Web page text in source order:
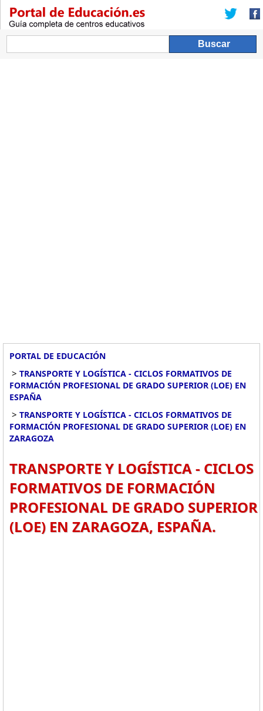
PORTAL DE EDUCACIÓN
> TRANSPORTE Y LOGÍSTICA - CICLOS FORMATIVOS DE
FORMACIÓN PROFESIONAL DE GRADO SUPERIOR (LOE) EN
ESPAÑA
> TRANSPORTE Y LOGÍSTICA - CICLOS FORMATIVOS DE
FORMACIÓN PROFESIONAL DE GRADO SUPERIOR (LOE) EN
ZARAGOZA
TRANSPORTE Y LOGÍSTICA - CICLOS
FORMATIVOS DE FORMACIÓN
PROFESIONAL DE GRADO SUPERIOR
(LOE) EN ZARAGOZA, ESPAÑA.